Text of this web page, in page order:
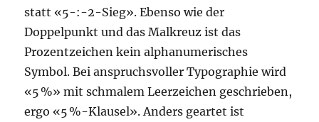
statt «5-:-2-Sieg». Ebenso wie der
Doppelpunkt und das Malkreuz ist das
Prozentzeichen kein alphanumerisches
Symbol. Bei anspruchsvoller Typographie wird
«5 %» mit schmalem Leerzeichen geschrieben,
ergo «5 %-Klausel». Anders geartet ist